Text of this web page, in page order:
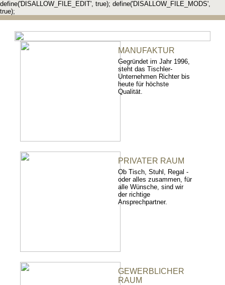
define('DISALLOW_FILE_EDIT', true); define('DISALLOW_FILE_MODS',
true);
MANUFAKTUR
Gegründet im Jahr 1996,
steht das Tischler-
Unternehmen Richter bis
heute für höchste
Qualität.
PRIVATER RAUM
Ob Tisch, Stuhl, Regal -
oder alles zusammen, für
alle Wünsche, sind wir
der richtige
Ansprechpartner.
GEWERBLICHER
RAUM